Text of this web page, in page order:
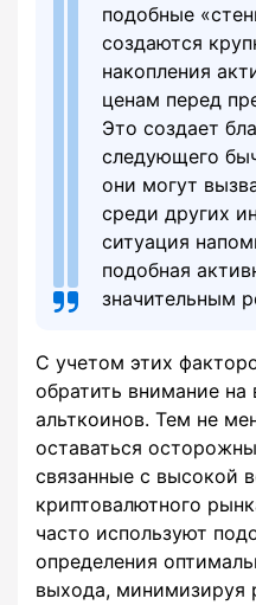
подобные
создаются
накопления
ценам перед
Это создает
следующего
они могут
среди других
ситуация
подобная
значительным
С учетом этих
обратить внимание
альткоинов. Тем не
оставаться
связанные с высокой
криптовалютного
часто используют
определения
выхода, минимизируя